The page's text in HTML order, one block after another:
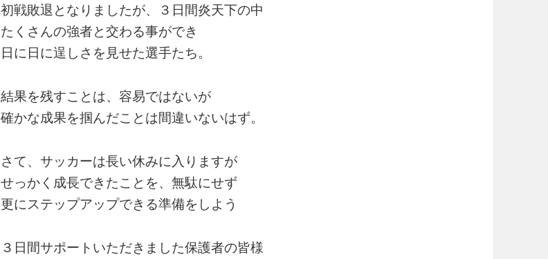
初戦敗退となりましたが、３日間炎天下の中
たくさんの強者と交わる事ができ
日に日に逞しさを見せた選手たち。
結果を残すことは、容易ではないが
確かな成果を掴んだことは間違いないはず。
さて、サッカーは長い休みに入りますが
せっかく成長できたことを、無駄にせず
更にステップアップできる準備をしよう
３日間サポートいただきました保護者の皆様